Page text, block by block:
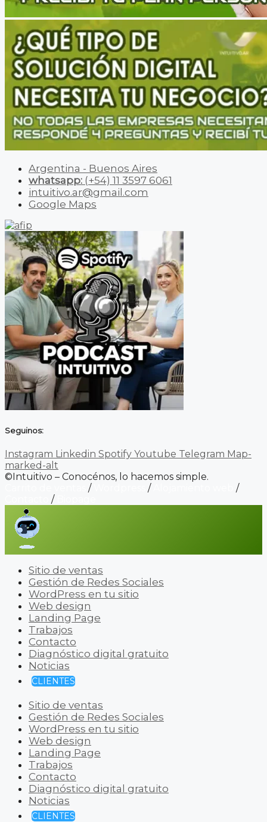
Argentina - Buenos Aires
whatsapp: (+54) 11 3597 6061
intuitivo.ar@gmail.com
Google Maps
Seguinos:
Instagram Linkedin Spotify Youtube Telegram Map-
marked-alt
©Intuitivo – Conocénos, lo hacemos simple.
/ /
/
/
Sitio de ventas
Gestión de Redes Sociales
WordPress en tu sitio
Web design
Landing Page
Trabajos
Contacto
Diagnóstico digital gratuito
Noticias
CLIENTES
Sitio de ventas
Gestión de Redes Sociales
WordPress en tu sitio
Web design
Landing Page
Trabajos
Contacto
Diagnóstico digital gratuito
Noticias
CLIENTES